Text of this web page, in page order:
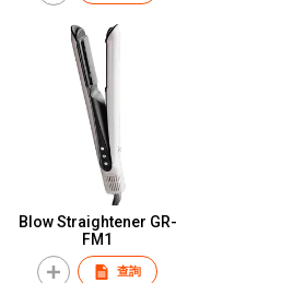
Blow Straightener GR-
FM1
查詢